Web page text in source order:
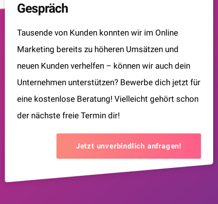
Gespräch
Tausende von Kunden konnten wir im Online
Marketing bereits zu höheren Umsätzen und
neuen Kunden verhelfen – können wir auch dein
Unternehmen unterstützen? Bewerbe dich jetzt für
eine kostenlose Beratung! Vielleicht gehört schon
der nächste freie Termin dir!
Jetzt unverbindlich anfragen!